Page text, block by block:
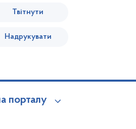
Твітнути
Надрукувати
порталу